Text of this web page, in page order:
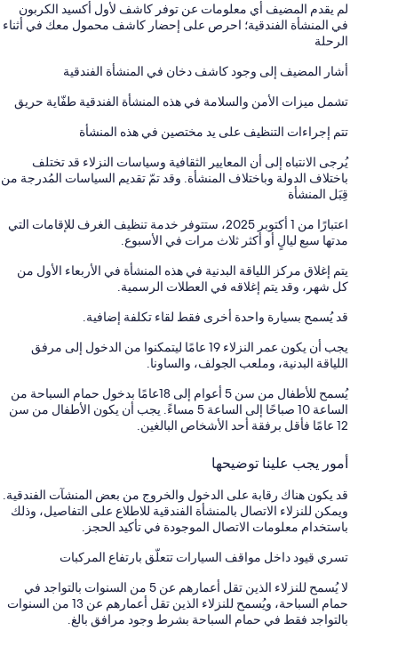
لم يقدم المضيف أي معلومات عن توفر كاشف لأول أكسيد الكربون
في المنشأة الفندقية؛ احرص على إحضار كاشف محمول معك في أثناء
الرحلة
أشار المضيف إلى وجود كاشف دخان في المنشأة الفندقية
تشمل ميزات الأمن والسلامة في هذه المنشأة الفندقية طفّاية حريق
تتم إجراءات التنظيف على يد مختصين في هذه المنشأة
يُرجى الانتباه إلى أن المعايير الثقافية وسياسات النزلاء قد تختلف
باختلاف الدولة وباختلاف المنشأة. وقد تمّ تقديم السياسات المُدرجة من
قِبَل المنشأة
اعتبارًا من 1 أكتوبر 2025، ستتوفر خدمة تنظيف الغرف للإقامات التي
مدتها سبع ليالٍ أو أكثر ثلاث مرات في الأسبوع.
يتم إغلاق مركز اللياقة البدنية في هذه المنشأة في الأربعاء الأول من
كل شهر، وقد يتم إغلاقه في العطلات الرسمية.
قد يُسمح بسيارة واحدة أخرى فقط لقاء تكلفة إضافية.
يجب أن يكون عمر النزلاء 19 عامًا ليتمكنوا من الدخول إلى مرفق
اللياقة البدنية، وملعب الجولف، والساونا.
يُسمح للأطفال من سن 5 أعوام إلى 18عامًا بدخول حمام السباحة من
الساعة 10 صباحًا إلى الساعة 5 مساءً. يجب أن يكون الأطفال من سن
12 عامًا فأقل برفقة أحد الأشخاص البالغين.
أمور يجب علينا توضيحها
قد يكون هناك رقابة على الدخول والخروج من بعض المنشآت الفندقية.
ويمكن للنزلاء الاتصال بالمنشأة الفندقية للاطلاع على التفاصيل، وذلك
باستخدام معلومات الاتصال الموجودة في تأكيد الحجز.
تسري قيود داخل مواقف السيارات تتعلّق بارتفاع المركبات
لا يُسمح للنزلاء الذين تقل أعمارهم عن 5 من السنوات بالتواجد في
حمام السباحة، ويُسمح للنزلاء الذين تقل أعمارهم عن 13 من السنوات
بالتواجد فقط في حمام السباحة بشرط وجود مرافق بالغ.